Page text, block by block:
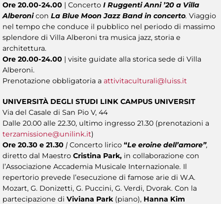
Ore 20.00-24.00 | Concerto I Ruggenti Anni ’20 a Villa
Alberonicon La Blue Moon Jazz Band in concerto. Viaggio
nel tempo che conduce il pubblico nel periodo di massimo
splendore di Villa Alberoni tra musica jazz, storia e
architettura.
Ore 20.00-24.00 | visite guidate alla storica sede di Villa
Alberoni.
Prenotazione obbligatoria a attivitaculturali@luiss.it
UNIVERSITÀ DEGLI STUDI LINK CAMPUS UNIVERSIT
Via del Casale di San Pio V, 44
Dalle 20.00 alle 22.30, ultimo ingresso 21.30 (prenotazioni a
terzamissione@unilink.it)
Ore 20.30 e 21.30 | Concerto lirico “Le eroine dell’amore”,
diretto dal Maestro Cristina Park, in collaborazione con
l’Associazione Accademia Musicale Internazionale. Il
repertorio prevede l’esecuzione di famose arie di W.A.
Mozart, G. Donizetti, G. Puccini, G. Verdi, Dvorak. Con la
partecipazione di Viviana Park(piano), Hanna Kim